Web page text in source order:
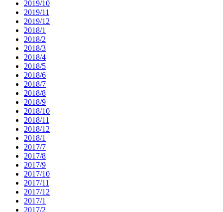
2019/10
2019/11
2019/12
2018/1
2018/2
2018/3
2018/4
2018/5
2018/6
2018/7
2018/8
2018/9
2018/10
2018/11
2018/12
2018/1
2017/7
2017/8
2017/9
2017/10
2017/11
2017/12
2017/1
2017/2